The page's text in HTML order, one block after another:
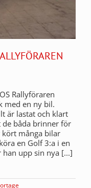
Rallyföraren
med en ny bil.
är lastat och klart
de båda brinner för
många bilar
en Golf 3:a i en
han upp sin nya [...]